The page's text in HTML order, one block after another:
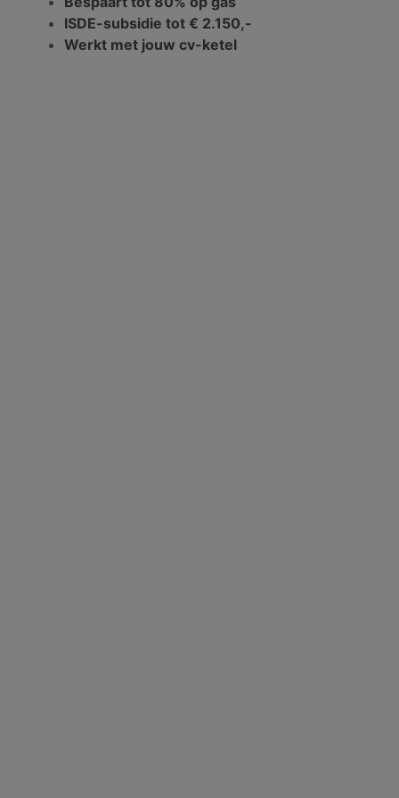
ISDE-subsidie tot € 2.150,-
Werkt met jouw cv-ketel